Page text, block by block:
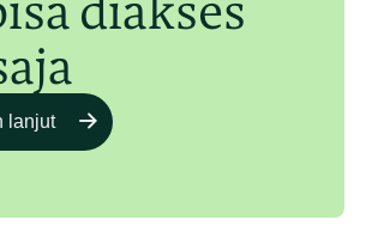
lanjut